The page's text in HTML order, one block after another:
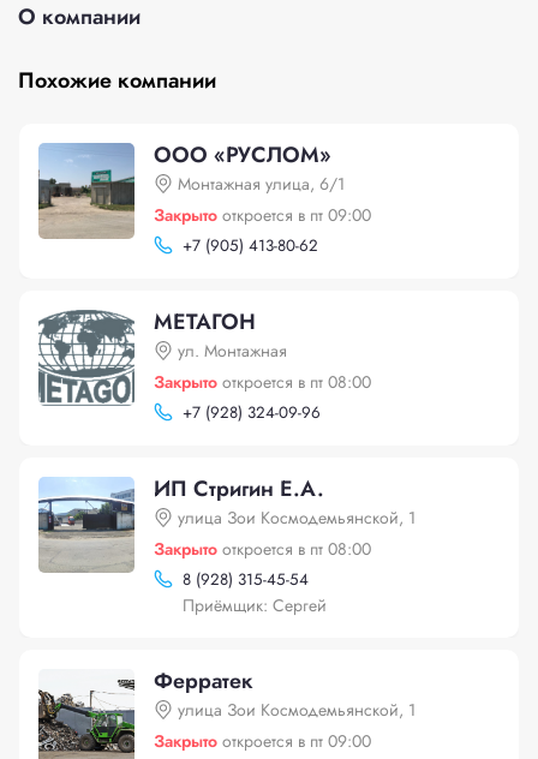
О компании
Похожие компании
ООО «РУСЛОМ»
Монтажная улица, 6/1
Закрыто откроется в пт 09:00
+7 (905) 413-80-62
МЕТАГОН
ул. Монтажная
Закрыто откроется в пт 08:00
+7 (928) 324-09-96
ИП Стригин Е.А.
улица Зои Космодемьянской, 1
Закрыто откроется в пт 08:00
8 (928) 315-45-54
Приёмщик: Сергей
Ферратек
улица Зои Космодемьянской, 1
Закрыто откроется в пт 09:00